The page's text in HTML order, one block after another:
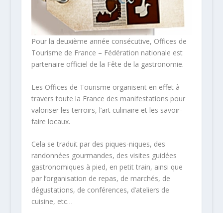
Pour la deuxième année consécutive, Offices de
Tourisme de France – Fédération nationale est
partenaire officiel de la Fête de la gastronomie.
Les Offices de Tourisme organisent en effet à
travers toute la France des manifestations pour
valoriser les terroirs, l’art culinaire et les savoir-
faire locaux.
Cela se traduit par des piques-niques, des
randonnées gourmandes, des visites guidées
gastronomiques à pied, en petit train, ainsi que
par l’organisation de repas, de marchés, de
dégustations, de conférences, d’ateliers de
cuisine, etc…